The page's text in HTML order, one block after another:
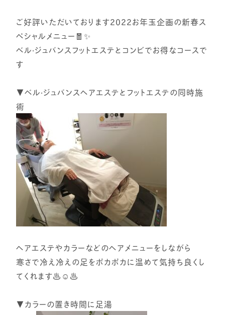
ご好評いただいております2022お年玉企画の新春ス
ペシャルメニュー🧧✨
ベル·ジュバンスフットエステとコンビでお得なコースで
す
▼ベル·ジュバンスヘアエステとフットエステの同時施
術
ヘアエステやカラーなどのヘアメニューをしながら
寒さで冷え冷えの足をポカポカに温めて気持ち良くし
てくれます♨️☺️♨️
▼カラーの置き時間に足湯